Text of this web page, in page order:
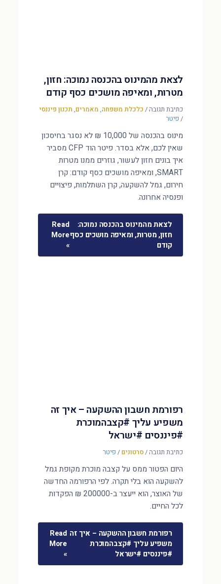
לצאת מהמינוס בהכנסה נמוכה: חזון,
מטרות, ומאיפה מושכים כסף קודם
כתיבת תגובה/ כלכלת משפחה, מאמרים, תכנון פיננסי
/ פיטר
מינוס בהכנסה של 10,000 ₪ לא נסגר בחיסכון
שאין לכם, אלא בסדר. פיטר הוד CFP מסביר
איך בונים חזון לעשור, גוזרים ממנו מטרות
SMART, ומאיפה מושכים כסף קודם: קרן
חירום, גמל להשקעה, קרן השתלמות, פיצויים
ופנסיה אחרונה.
לצאת מהמינוס בהכנסה נמוכה:
חזון, מטרות, ומאיפה מושכים כסף
קודם
Read
More
»
רפורמת חשבון ההשקעה – איך זה
משפיע עליך #קצבהמוכרת
#פיננסים #ישראל
כתיבת תגובה/סרטונים / פיטר
היום הפטור ממס על קצבה מוכרת מקופת גמל
להשקעה הוא בלי תקרה. לפי הרפורמה החדשה
של האוצר, הוא ייעצר ב-200000 ₪ הפקדות
לכל החיים.
רפורמת חשבון ההשקעה – איך זה
משפיע עליך #קצבהמוכרת
#פיננסים #ישראל
Read
More
»